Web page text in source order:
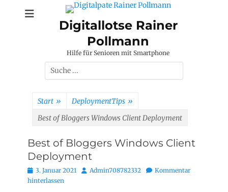
Digitallotse Rainer
Pollmann
Hilfe für Senioren mit Smartphone
Suchen
nach:
Start » DeploymentTips »
Best of Bloggers Windows Client Deployment
Best of Bloggers Windows Client
Deployment
Posted
on
3. Januar 2021 AutorAdmin708782332
Kommentar
hinterlassen